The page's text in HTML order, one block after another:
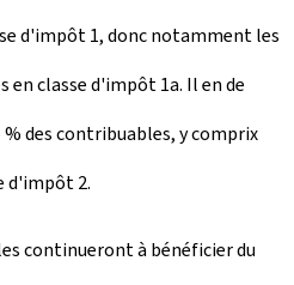
d'impôt 1, donc notamment les
en classe d'impôt 1a. Il en de
des contribuables, y comprix
d'impôt 2.
continueront à bénéficier du